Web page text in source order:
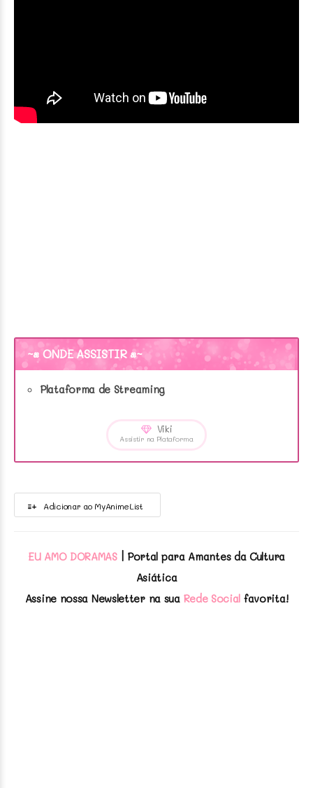
~• ONDE ASSISTIR •~
Plataforma de Streaming
Viki
Assistir na Plataforma
Adicionar ao MyAnimeList
EU AMO DORAMAS
| Portal para Amantes da Cultura
Asiática
Assine nossa Newsletter na sua Rede Social favorita!